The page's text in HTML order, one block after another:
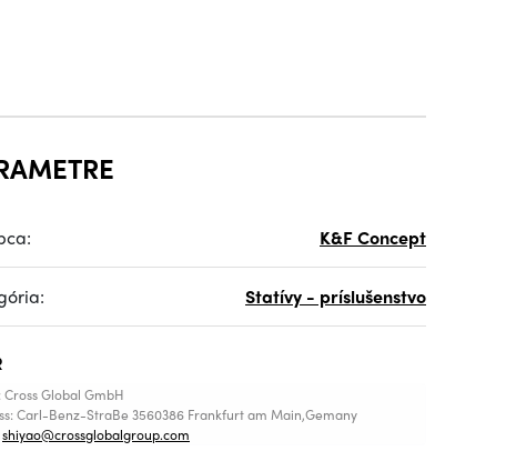
K&F Concept
Statívy - príslušenstvo
Cross Global GmbH
Carl-Benz-StraBe 3560386 Frankfurt am Main,Gemany
shiyao@crossglobalgroup.com